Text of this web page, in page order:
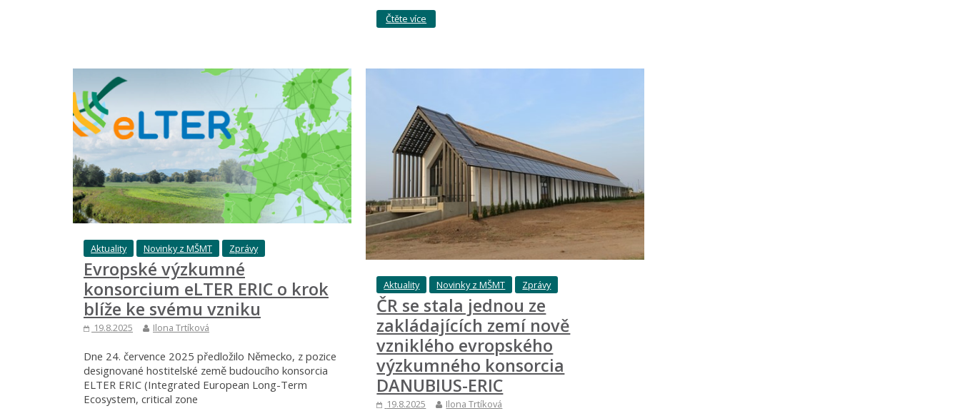
Čtěte více
Aktuality Novinky z MŠMT Zprávy
Evropské výzkumné
konsorcium eLTER ERIC o krok
blíže ke svému vzniku
19.8.2025 Ilona Trtíková
Dne 24. července 2025 předložilo Německo, z pozice
designované hostitelské země budoucího konsorcia
ELTER ERIC (Integrated European Long-Term
Ecosystem, critical zone
Aktuality Novinky z MŠMT Zprávy
ČR se stala jednou ze
zakládajících zemí nově
vzniklého evropského
výzkumného konsorcia
DANUBIUS-ERIC
19.8.2025 Ilona Trtíková